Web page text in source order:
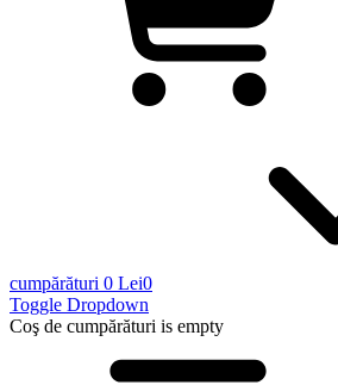
cumpărături 0 Lei0
Toggle Dropdown
Coş de cumpărături is empty